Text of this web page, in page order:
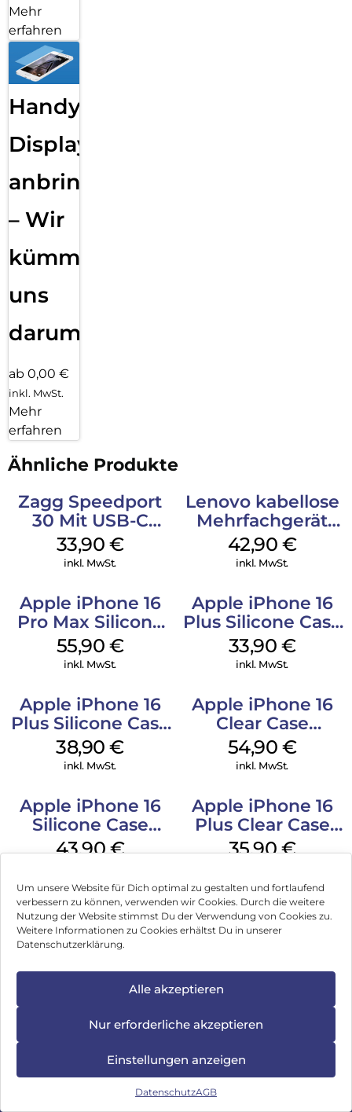
Um unsere Website für Dich optimal zu gestalten und fortlaufend
verbessern zu können, verwenden wir Cookies. Durch die weitere
Nutzung der Website stimmst Du der Verwendung von Cookies zu.
Weitere Informationen zu Cookies erhältst Du in unserer
Datenschutzerklärung.
Alle akzeptieren
Nur erforderliche akzeptieren
Einstellungen anzeigen
DatenschutzAGB
Mehr
erfahren
Handy
Displayfolie
anbringen
– Wir
kümmern
uns
darum!
ab 0,00 €
inkl. MwSt.
Mehr
erfahren
Ähnliche Produkte
Zagg Speedport
30 Mit USB-C
Kabel Weiß
33,90 €
inkl. MwSt.
Lenovo kabellose
Mehrfachgerät
Luna Grey
42,90 €
inkl. MwSt.
Apple iPhone 16
Pro Max Silicone
Case MagSafe
Stone Gray
55,90 €
inkl. MwSt.
Apple iPhone 16
Plus Silicone Case
MagSafe Lake
Green
33,90 €
inkl. MwSt.
Apple iPhone 16
Plus Silicone Case
MagSafe Denim
38,90€
inkl. MwSt.
Apple iPhone 16
Clear Case
MagSafe
Transparent
54,90 €
inkl. MwSt.
Apple iPhone 16
Silicone Case
MagSafe Plum
43,90€
Apple iPhone 16
Plus Clear Case
MagSafe
35,90€
Apple iPhone 16
Silicone Case
MagSafe Lake
54,90€
Apple Magic
Keyboard Folio